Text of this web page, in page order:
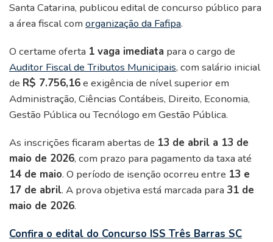
Santa Catarina, publicou edital de concurso público para
a área fiscal com organização da Fafipa.
O certame oferta 1 vaga imediata para o cargo de
Auditor Fiscal de Tributos Municipais, com salário inicial
de R$ 7.756,16e exigência de nível superior em
Administração, Ciências Contábeis, Direito, Economia,
Gestão Pública ou Tecnólogo em Gestão Pública.
As inscrições ficaram abertas de 13 de abril a 13 de
maio de 2026, com prazo para pagamento da taxa até
14 de maio. O período de isenção ocorreu entre 13 e
17 de abril. A prova objetiva está marcada para 31 de
maio de 2026.
Confira o edital do Concurso ISS Três Barras SC